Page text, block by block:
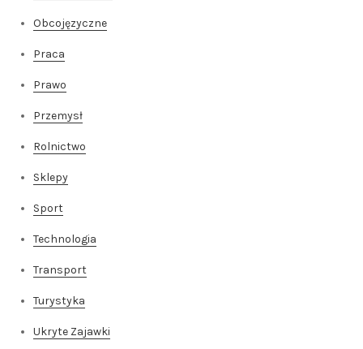
Obcojęzyczne
Praca
Prawo
Przemysł
Rolnictwo
Sklepy
Sport
Technologia
Transport
Turystyka
Ukryte Zajawki